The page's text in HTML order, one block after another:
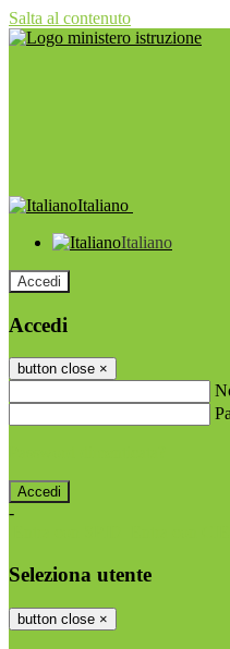
Salta al contenuto
Italiano
Italiano
Accedi
Accedi
button close ×
-
Seleziona utente
button close ×